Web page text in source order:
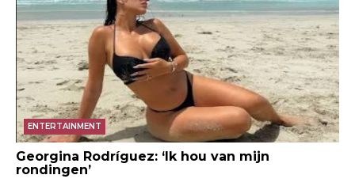
ENTERTAINMENT
Georgina Rodríguez: ‘Ik hou van mijn
rondingen’